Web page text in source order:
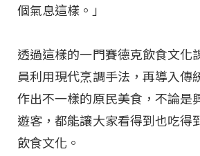
個氣息這樣。」
透過這樣的一門賽德克飲食文化
員利用現代烹調手法，再導入傳
作出不一樣的原民美食，不論是
遊客，都能讓大家看得到也吃得
飲食文化。